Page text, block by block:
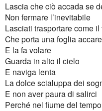
Lascia che ciò accada se
Non fermare l’inevitabile
Lasciati trasportare come
Che porta una foglia
E la fa volare
Guarda in alto il cielo
E naviga lenta
La dolce scialuppa dei
E non aver paura di salirci
Perché nel fiume del tempo